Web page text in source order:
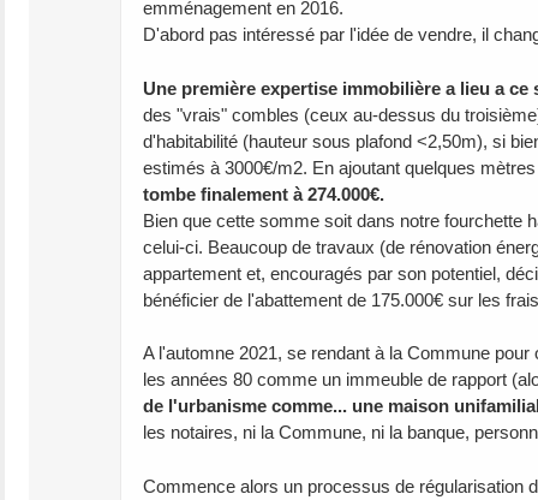
emménagement en 2016.
D'abord pas intéressé par l'idée de vendre, il
Une première expertise immobilière a lieu a ce
des "vrais" combles (ceux au-dessus du
d'habitabilité (hauteur sous plafond <2,50m), si
estimés à 3000€/m2. En ajoutant quelques
tombe finalement à 274.000€.
Bien que cette somme soit dans notre fourchette
celui-ci. Beaucoup de travaux (de rénovation
appartement et, encouragés par son potentiel,
bénéficier de l'abattement de 175.000€ sur les
A l'automne 2021, se rendant à la Commune
les années 80 comme un immeuble de rapport
de l'urbanisme comme... une maison
les notaires, ni la Commune, ni la banque,
Commence alors un processus de régularisation